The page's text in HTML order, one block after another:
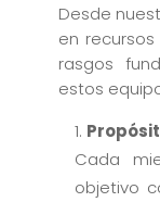
Desde
en
rasgos
estos
Cada
objetivo